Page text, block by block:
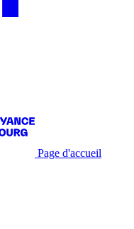
Page d'accueil